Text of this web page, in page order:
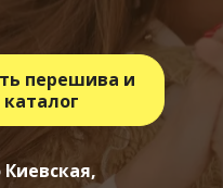
перешива и